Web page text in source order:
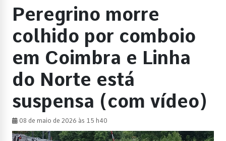
Peregrino morre
colhido por comboio
em Coimbra e Linha
do Norte está
suspensa (com vídeo)
08 de maio de 2026 às 15 h40